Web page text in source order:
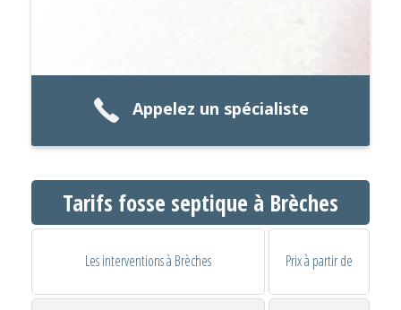
Appelez un spécialiste
Tarifs fosse septique à Brèches
Les interventions à Brèches Prix à partir de